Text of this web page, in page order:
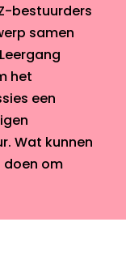
bestuurders
samen
het
een
Wat kunnen
doen om